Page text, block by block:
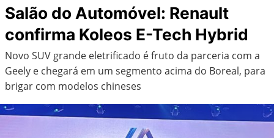
Salão do Automóvel: Renault
confirma Koleos E-Tech Hybrid
Novo SUV grande eletrificado é fruto da parceria com a
Geely e chegará em um segmento acima do Boreal, para
brigar com modelos chineses